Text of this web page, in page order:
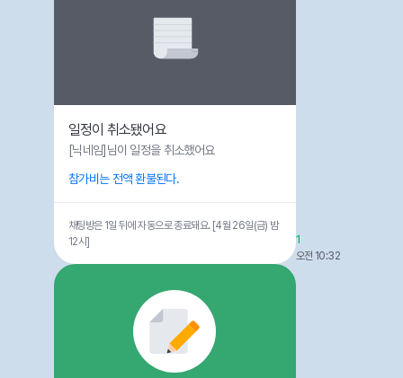
일정이 취소됐어요
[닉네임]님이 일정을 취소했어요
참가비는 전액 환불된다.
채팅방은 1일 뒤에 자동으로 종료돼요. [4월 26일(금) 밤
12시]
1
오전 10:32